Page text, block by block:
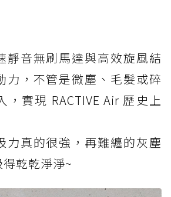
靜音無刷馬達與高效旋風結
力，不管是微塵、毛髮或碎
，實現 RACTIVE Air 歷史上
力真的很強，再難纏的灰塵
乾乾淨淨~